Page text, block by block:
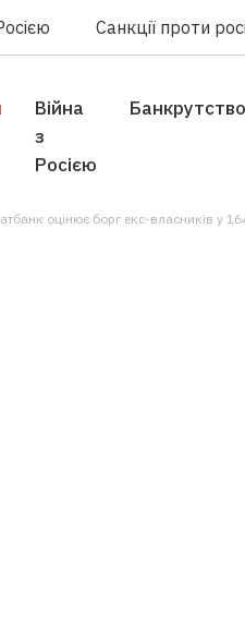
Санкції проти
Війна
з
Росією
Банкрутство
оцінює борг екс-власників у